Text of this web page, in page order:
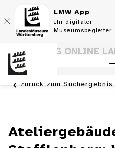
LMW App
Ihr digitaler
Museumsbegleiter
SAMMLUNG ONLINE
WÜRTTEMBERG
zurück zum Suchergebnis